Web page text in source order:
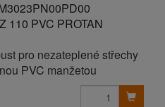
110 PVC PROTAN
pro nezateplené střechy
PVC manžetou